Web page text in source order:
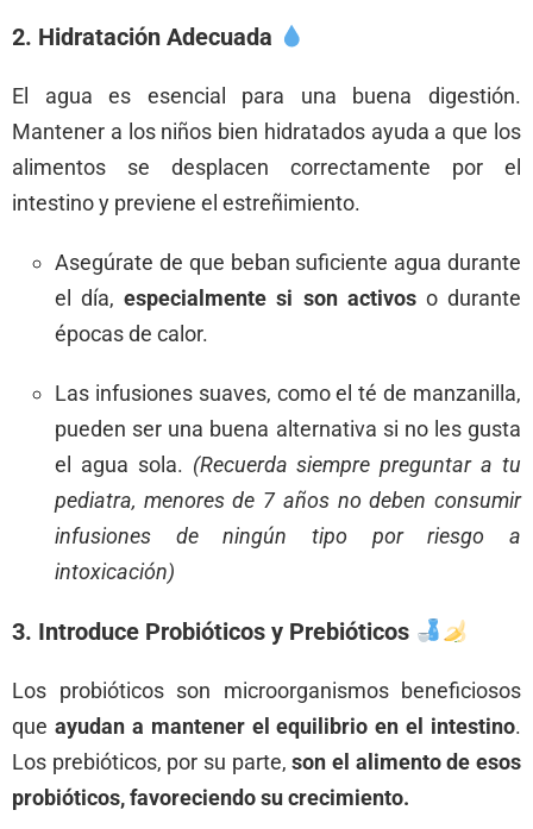
2. Hidratación Adecuada
El agua es esencial para una buena digestión.
Mantener a los niños bien hidratados ayuda a que los
alimentos se desplacen correctamente por el
intestino y previene el estreñimiento.
Asegúrate de que beban suficiente agua durante
el día,especialmente si son activoso durante
épocas de calor.
Las infusiones suaves, como el té de manzanilla,
pueden ser una buena alternativa si no les gusta
el agua sola. (Recuerda siempre preguntar a tu
pediatra, menores de 7 años no deben consumir
infusiones de ningún tipo por riesgo a
intoxicación)
3. Introduce Probióticos y Prebióticos
Los probióticos son microorganismos beneficiosos
que ayudan a mantener el equilibrio en el intestino.
Los prebióticos, por su parte,son el alimento de esos
probióticos, favoreciendo su crecimiento.